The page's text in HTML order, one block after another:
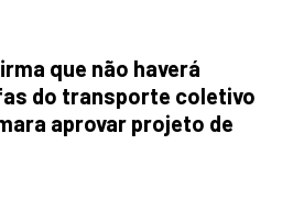
que não haverá
do transporte coletivo
aprovar projeto de